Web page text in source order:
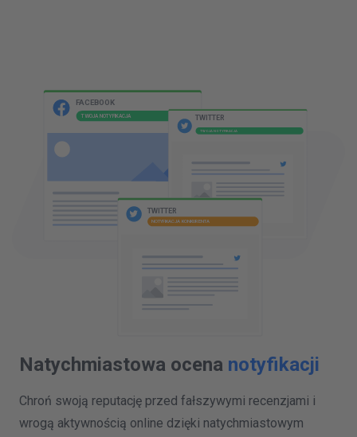
Natychmiastowa ocena notyfikacji
Chroń swoją reputację przed fałszywymi recenzjami i
wrogą aktywnością online dzięki natychmiastowym
TWOJA NOTYFIKACJA
TWITTER
NOTYFIKACJA KONKURENTA